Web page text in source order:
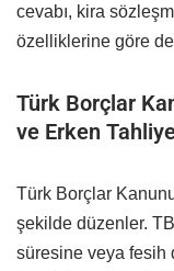
cevabı, kira
özelliklerine göre
Türk Borçlar
ve Erken
Türk Borçlar
şekilde düzenler.
süresine veya fesih